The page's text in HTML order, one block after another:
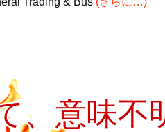
、意味不